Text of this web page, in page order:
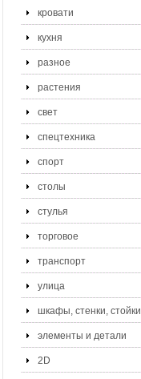
кровати
кухня
разное
растения
свет
спецтехника
спорт
столы
стулья
торговое
транспорт
улица
шкафы, стенки, стойки
элементы и детали
2D